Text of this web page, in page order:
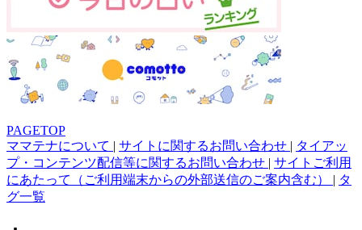
PAGETOP
ママテナについて | サイトに関するお問い合わせ | タイアッ
プ・コンテンツ配信等に関するお問い合わせ | サイトご利用
にあたって（ご利用端末からの外部送信のご案内含む） | タ
グ一覧